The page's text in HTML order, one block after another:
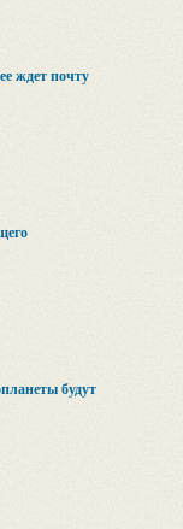
ждет почту
будут